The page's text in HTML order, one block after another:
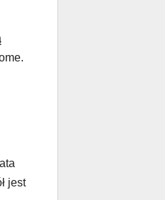
jest